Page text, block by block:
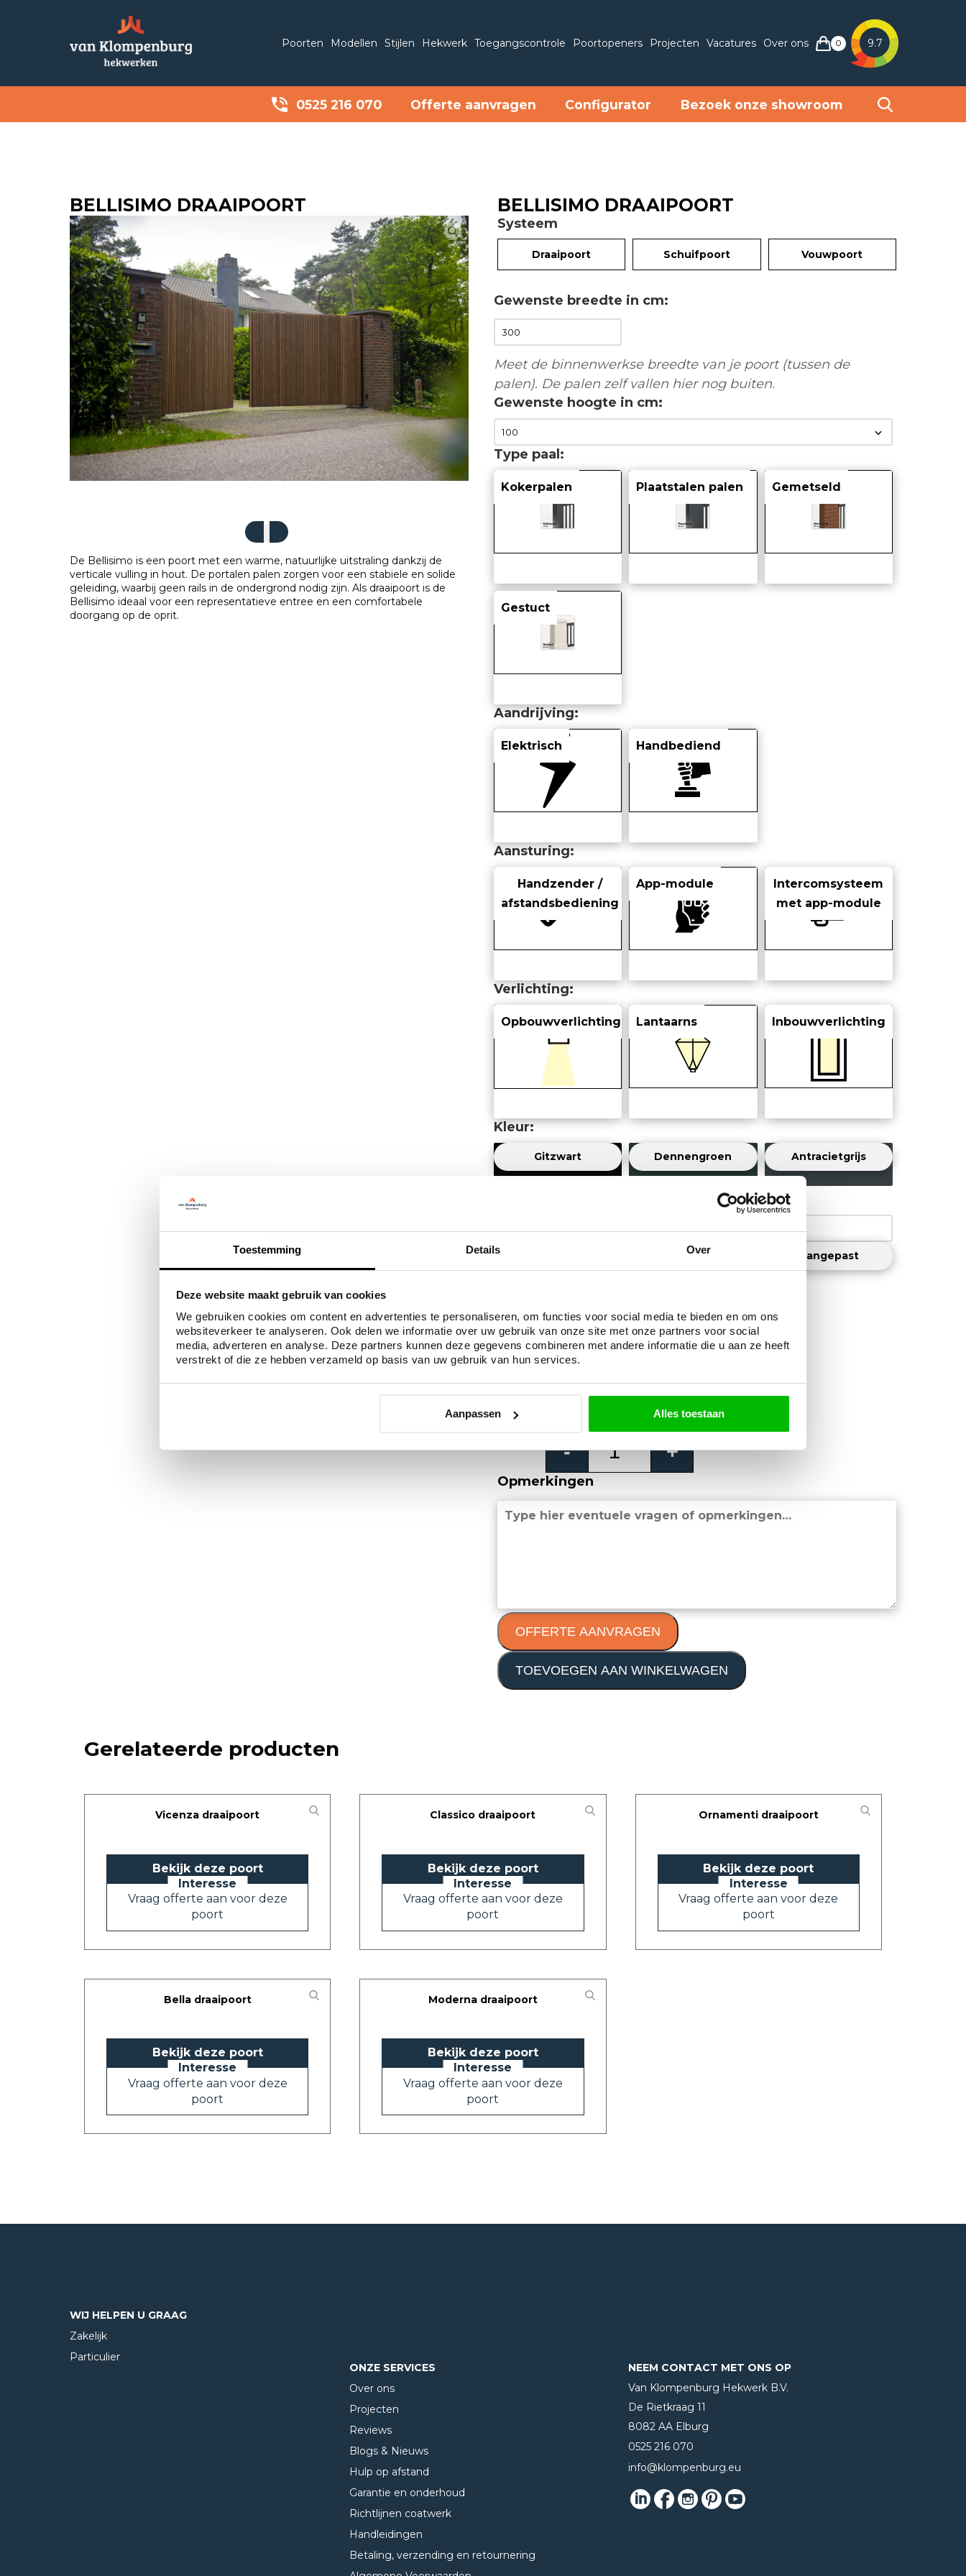
Toestemming Details Over
Deze website maakt gebruik van cookies
We gebruiken cookies om content en advertenties te personaliseren, om functies voor social media te bieden en om ons
websiteverkeer te analyseren. Ook delen we informatie over uw gebruik van onze site met onze partners voor social
media, adverteren en analyse. Deze partners kunnen deze gegevens combineren met andere informatie die u aan ze heeft
verstrekt of die ze hebben verzameld op basis van uw gebruik van hun services.
Aanpassen Alles toestaan
Poorten Modellen Stijlen Hekwerk Toegangscontrole Poortopeners Projecten Vacatures Over ons 0 9.7
0525 216 070 Offerte aanvragen Configurator Bezoek onze showroom
BELLISIMO DRAAIPOORT
De Bellisimo is een poort met een warme, natuurlijke uitstraling dankzij de
verticale vulling in hout. De portalen palen zorgen voor een stabiele en solide
geleiding, waarbij geen rails in de ondergrond nodig zijn. Als draaipoort is de
Bellisimo ideaal voor een representatieve entree en een comfortabele
doorgang op de oprit.
BELLISIMO DRAAIPOORT
Systeem
Draaipoort Schuifpoort Vouwpoort
Gewenste breedte in cm
Meet de binnenwerkse breedte van je poort (tussen de
palen). De palen zelf vallen hier nog buiten.
Gewenste hoogte in cm
Type paal
Kokerpalen Plaatstalen palen Gemetseld
Gestuct
Aandrijving
Elektrisch Handbediend
Aansturing
Handzender /
afstandsbediening
App-module
Intercomsysteem
met app-module
Verlichting
Opbouwverlichting Lantaarns Inbouwverlichting
Kleur
Gitzwart Dennengroen Antracietgrijs
Zwartgrijs Blauwgroen
Aangepast
Ja Nee
Inclusief door ons gestorte betonfundatie
Ja
Totaal
-
Bellisimo
draaipoort
+
Opmerkingen
OFFERTE AANVRAGEN
TOEVOEGEN AAN WINKELWAGEN
Gerelateerde producten
Vicenza draaipoort
Bekijk deze poort
Vraag offerte aan voor deze
poort
Classico draaipoort
Bekijk deze poort
Vraag offerte aan voor deze
poort
Ornamenti draaipoort
Bekijk deze poort
Vraag offerte aan voor deze
poort
Bella draaipoort
Bekijk deze poort
Vraag offerte aan voor deze
poort
Moderna draaipoort
Bekijk deze poort
Vraag offerte aan voor deze
poort
WIJ HELPEN U GRAAG
Zakelijk
Particulier
ONZE SERVICES
Over ons
Projecten
Reviews
Blogs & Nieuws
Hulp op afstand
Garantie en onderhoud
Richtlijnen coatwerk
Handleidingen
Betaling, verzending en retournering
NEEM CONTACT MET ONS OP
Van Klompenburg Hekwerk B.V.
De Rietkraag 11
8082 AA Elburg
0525 216 070
info@klompenburg.eu